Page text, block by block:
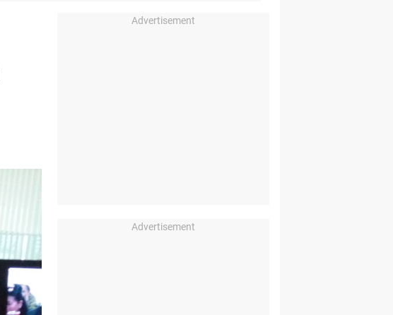
Advertisement
Advertisement